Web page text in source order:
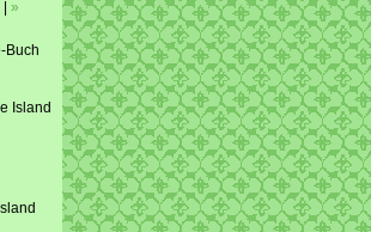
»
Buch
Island